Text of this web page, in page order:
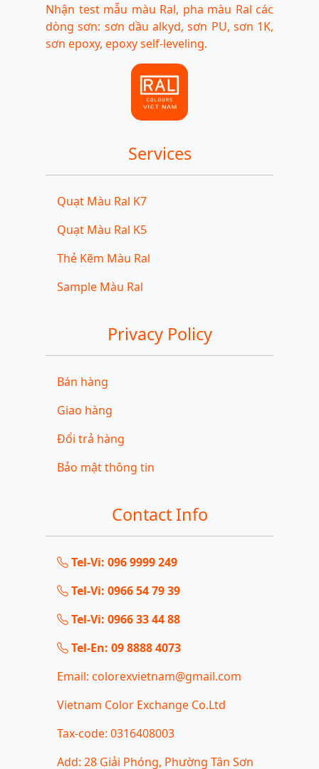
Nhận test mẫu màu Ral, pha màu Ral các
dòng sơn: sơn dầu alkyd, sơn PU, sơn 1K,
sơn epoxy, epoxy self-leveling.
Services
Quạt Màu Ral K7
Quạt Màu Ral K5
Thẻ Kẽm Màu Ral
Sample Màu Ral
Privacy Policy
Bán hàng
Giao hàng
Đổi trả hàng
Bảo mật thông tin
Contact Info
Tel-Vi: 096 9999 249
Tel-Vi: 0966 54 79 39
Tel-Vi: 0966 33 44 88
Tel-En: 09 8888 4073
Email: colorexvietnam@gmail.com
Vietnam Color Exchange Co.Ltd
Tax-code: 0316408003
Add: 28 Giải Phóng, Phường Tân Sơn